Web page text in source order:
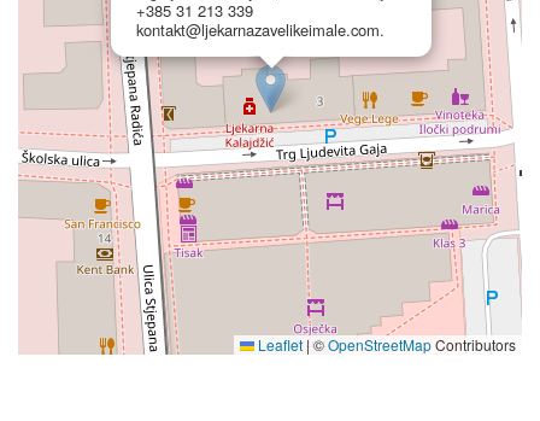
+385 31 213 339
kontakt@ljekarnazavelikeimale.com.
Leaflet|©OpenStreetMapContributors